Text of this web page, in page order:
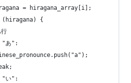
= hiragana_array[i];
{
あ":
い":